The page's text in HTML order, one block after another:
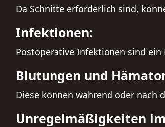
Da Schnitte erforderlich sind,
Infektionen:
Postoperative Infektionen sind ein
Blutungen und
Diese können während oder nach
Unregelmäßigkeiten